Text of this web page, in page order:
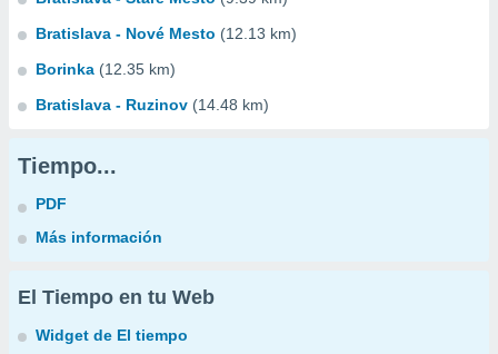
Bratislava - Nové Mesto (12.13 km)
Borinka (12.35 km)
Bratislava - Ruzinov (14.48 km)
Tiempo...
PDF
Más información
El Tiempo en tu Web
Widget de El tiempo